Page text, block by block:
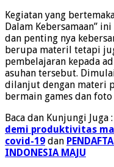
Kegiatan yang
Dalam Kebersamaan”
dan penting nya
berupa materil tetapi
pembelajaran kepada
asuhan tersebut.
dilanjut dengan materi
bermain games dan foto
Baca dan Kunjungi Juga :
demi produktivitas
covid-19 dan
INDONESIA MAJU